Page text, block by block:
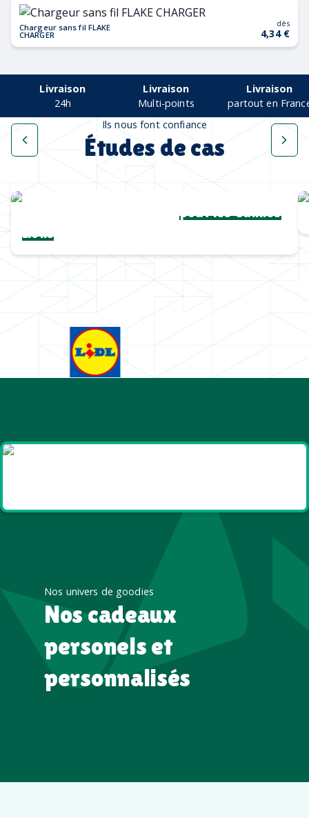
Chargeur sans fil FLAKE
CHARGER
dès
4,34 €
Livraison
24h
Livraison
Multi-points
Livraison
partout en
Ils nous font confiance
Études de cas
Une collection complètepour les Cannes
Lions
Nos univers de goodies
Nos cadeaux
personels et
personnalisés